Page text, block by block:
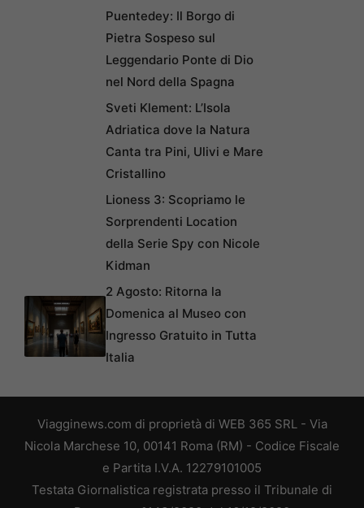
Puentedey: Il Borgo di
Pietra Sospeso sul
Leggendario Ponte di Dio
nel Nord della Spagna
Sveti Klement: L’Isola
Adriatica dove la Natura
Canta tra Pini, Ulivi e Mare
Cristallino
Lioness 3: Scopriamo le
Sorprendenti Location
della Serie Spy con Nicole
Kidman
2 Agosto: Ritorna la
Domenica al Museo con
Ingresso Gratuito in Tutta
Italia
Viagginews.com di proprietà di WEB 365 SRL - Via
Nicola Marchese 10, 00141 Roma (RM) - Codice Fiscale
e Partita I.V.A. 12279101005
Testata Giornalistica registrata presso il Tribunale di